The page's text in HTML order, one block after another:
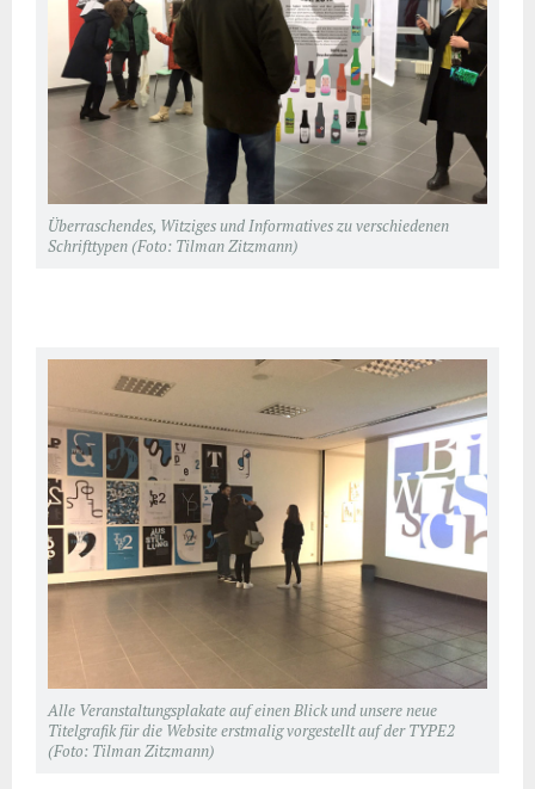
Überraschendes, Witziges und Informatives zu verschiedenen
Schrifttypen (Foto: Tilman Zitzmann)
Alle Veranstaltungsplakate auf einen Blick und unsere neue
Titelgrafik für die Website erstmalig vorgestellt auf der TYPE2
(Foto: Tilman Zitzmann)